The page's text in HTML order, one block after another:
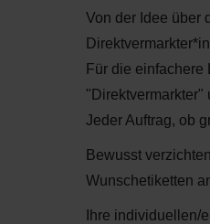
Von der Idee über
Für die
"Direktvermarkter"
Jeder Auftrag, ob
Bewusst
Wunschetiketten
Ihre